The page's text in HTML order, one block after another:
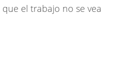
que el trabajo no se vea